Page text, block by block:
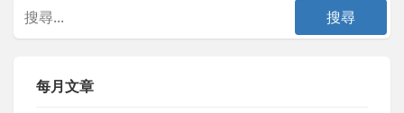
每月文章